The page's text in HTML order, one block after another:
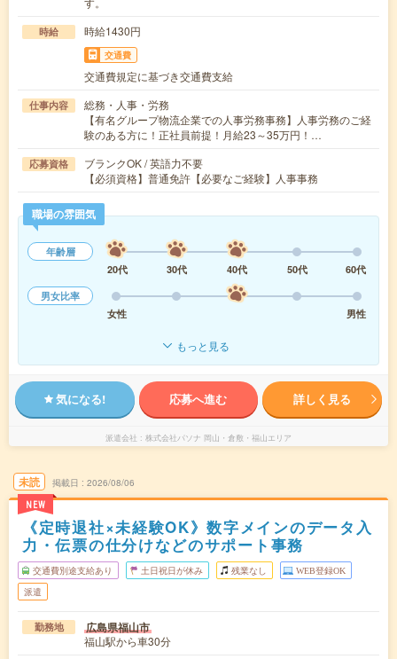
時給 時給1430円
交通費
交通費規定に基づき交通費支給
仕事内容
総務・人事・労務
【有名グループ物流企業での人事労務事務】人事労務のご経
験のある方に！正社員前提！月給23～35万円！…
応募資格
ブランクOK / 英語力不要
【必須資格】普通免許【必要なご経験】人事事務
職場の雰囲気
年齢層
20代
30代 40代 50代
60代
男女比率
女性
男性
もっと見る
気になる! 応募へ進む 詳しく見る
派遣会社 株式会社パソナ 岡山・倉敷・福山エリア
未読
NEW
掲載日 2026/08/06
《定時退社×未経験OK》数字メインのデータ入
力・伝票の仕分けなどのサポート事務
交通費別途支給あり 土日祝日が休み 残業なし WEB登録OK
派遣
勤務地 広島県福山市
福山駅から車30分